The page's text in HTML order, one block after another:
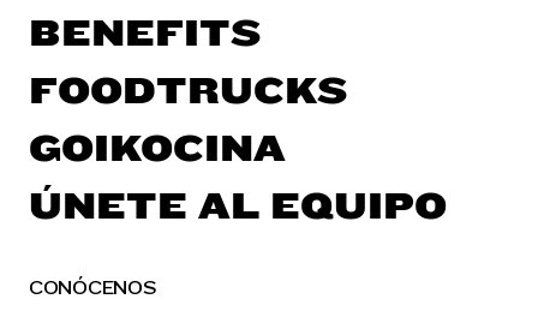
BENEFITS
FOODTRUCKS
GOIKOCINA
ÚNETE AL EQUIPO
CONÓCENOS